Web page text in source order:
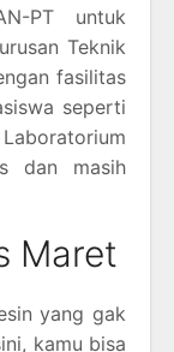
PT untuk
Teknik
fasilitas
seperti
dan masih
Maret
yang gak
kamu bisa